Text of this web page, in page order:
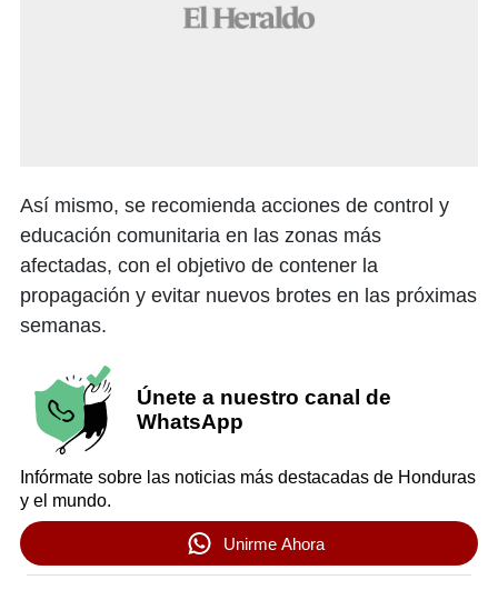
Así mismo, se recomienda acciones de control y
educación comunitaria en las zonas más
afectadas, con el objetivo de contener la
propagación y evitar nuevos brotes en las próximas
semanas.
Únete a nuestro canal de
WhatsApp
Infórmate sobre las noticias más destacadas de Honduras
y el mundo.
Unirme Ahora